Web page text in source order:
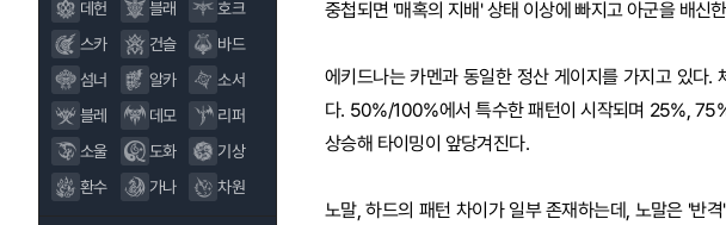
데헌
블래
호크
스카
건슬
바드
섬너
알카
소서
블레
데모
리퍼
소울
도화
기상
환수
가나 차원
중첩되면 '매혹의 지배' 상태 이상에 빠지고 아군을 배신
에키드나는 카멘과 동일한 정산 게이지를 가지고 있다.
다. 50%/100%에서 특수한 패턴이 시작되며 25%,
상승해 타이밍이 앞당겨진다.
노말, 하드의 패턴 차이가 일부 존재하는데, 노말은 '반